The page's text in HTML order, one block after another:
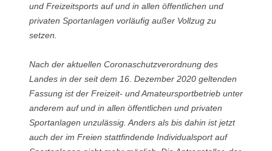
und Freizeitsports auf und in allen öffentlichen und
privaten Sportanlagen vorläufig außer Vollzug zu
setzen.
Nach der aktuellen Coronaschutzverordnung des
Landes in der seit dem 16. Dezember 2020 geltenden
Fassung ist der Freizeit- und Amateursportbetrieb unter
anderem auf und in allen öffentlichen und privaten
Sportanlagen unzulässig. Anders als bis dahin ist jetzt
auch der im Freien stattfindende Individualsport auf